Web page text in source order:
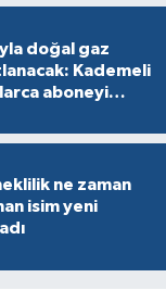
doğal gaz
Kademeli
aboneyi
ne zaman
isim yeni